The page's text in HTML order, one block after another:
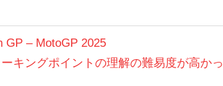
GP – MotoGP 2025
ングポイントの理解の難易度が高かっ